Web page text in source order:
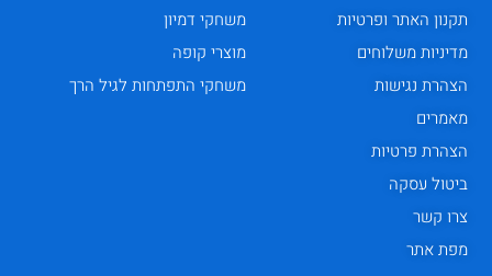
תקנון האתר ופרטיות
מדיניות משלוחים
הצהרת נגישות
מאמרים
הצהרת פרטיות
ביטול עסקה
צרו קשר
מפת אתר
משחקי דמיון
מוצרי קופה
משחקי התפתחות לגיל הרך